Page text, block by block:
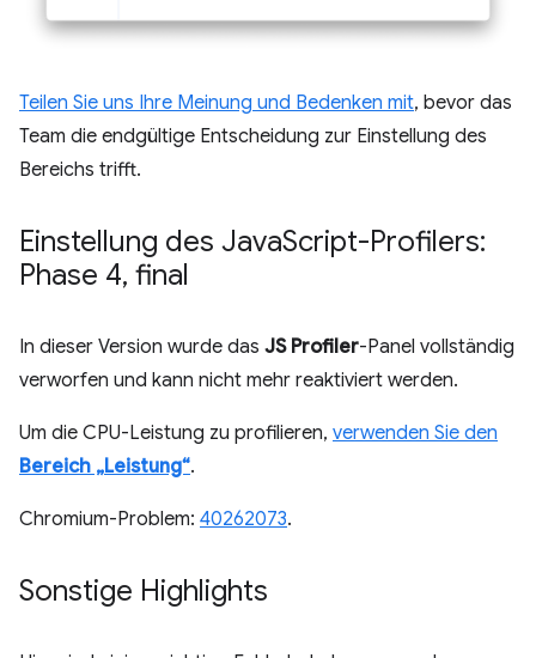
Teilen Sie uns Ihre Meinung und Bedenken mit, bevor das
Team die endgültige Entscheidung zur Einstellung des
Bereichs trifft.
Einstellung des JavaScript-Profilers:
Phase 4, final
In dieser Version wurde das JS Profiler-Panel vollständig
verworfen und kann nicht mehr reaktiviert werden.
Um die CPU-Leistung zu profilieren, verwenden Sie den
Bereich „Leistung“.
Chromium-Problem: 40262073.
Sonstige Highlights